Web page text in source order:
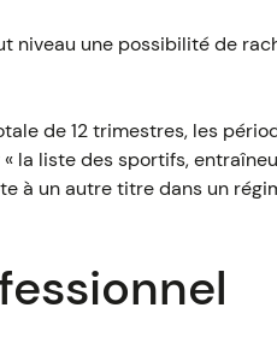
niveau une possibilité de
de 12 trimestres, les
la liste des sportifs,
à un autre titre dans un